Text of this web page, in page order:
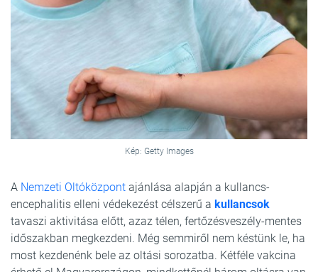
Kép: Getty Images
A Nemzeti Oltóközpont ajánlása alapján a kullancs-
encephalitis elleni védekezést célszerű a kullancsok
tavaszi aktivitása előtt, azaz télen, fertőzésveszély-mentes
időszakban megkezdeni. Még semmiről nem késtünk le, ha
most kezdenénk bele az oltási sorozatba. Kétféle vakcina